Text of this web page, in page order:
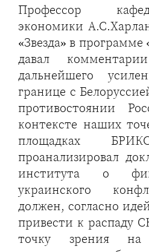
Профессор
экономики
«Звезда» в
давал
дальнейшего
границе с
противостоянии
контексте наших
площадках
проанализировал
института о
украинского
должен, согласно
привести к распаду
точку зрения на